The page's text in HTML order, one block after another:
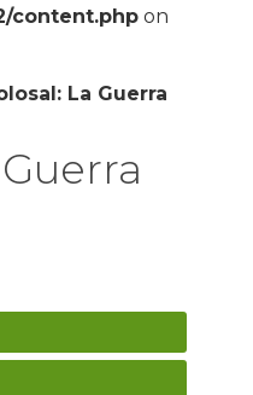
content.phpon
La Guerra